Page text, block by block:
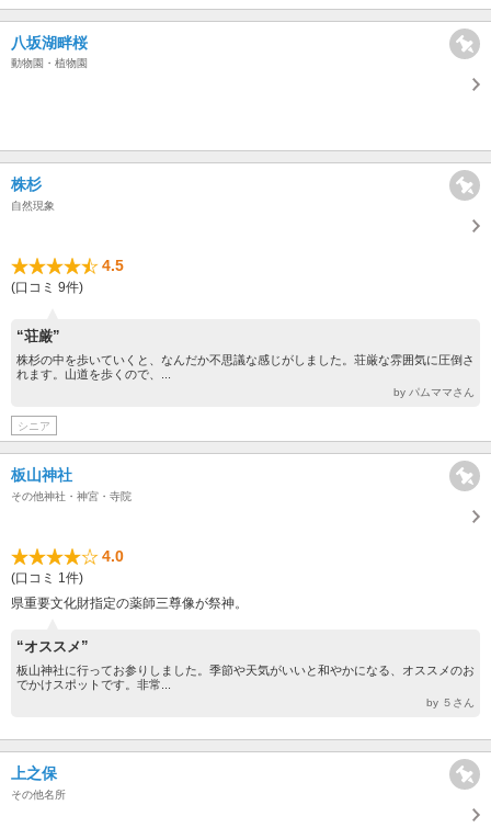
八坂湖畔桜
動物園・植物園
株杉
自然現象
4.5
(口コミ 9件)
“荘厳”
株杉の中を歩いていくと、なんだか不思議な感じがしました。荘厳な雰囲気に圧倒さ
れます。山道を歩くので、...
by パムママさん
シニア
板山神社
その他神社・神宮・寺院
4.0
(口コミ 1件)
県重要文化財指定の薬師三尊像が祭神。
“オススメ”
板山神社に行ってお参りしました。季節や天気がいいと和やかになる、オススメのお
でかけスポットです。非常...
by ５さん
上之保
その他名所